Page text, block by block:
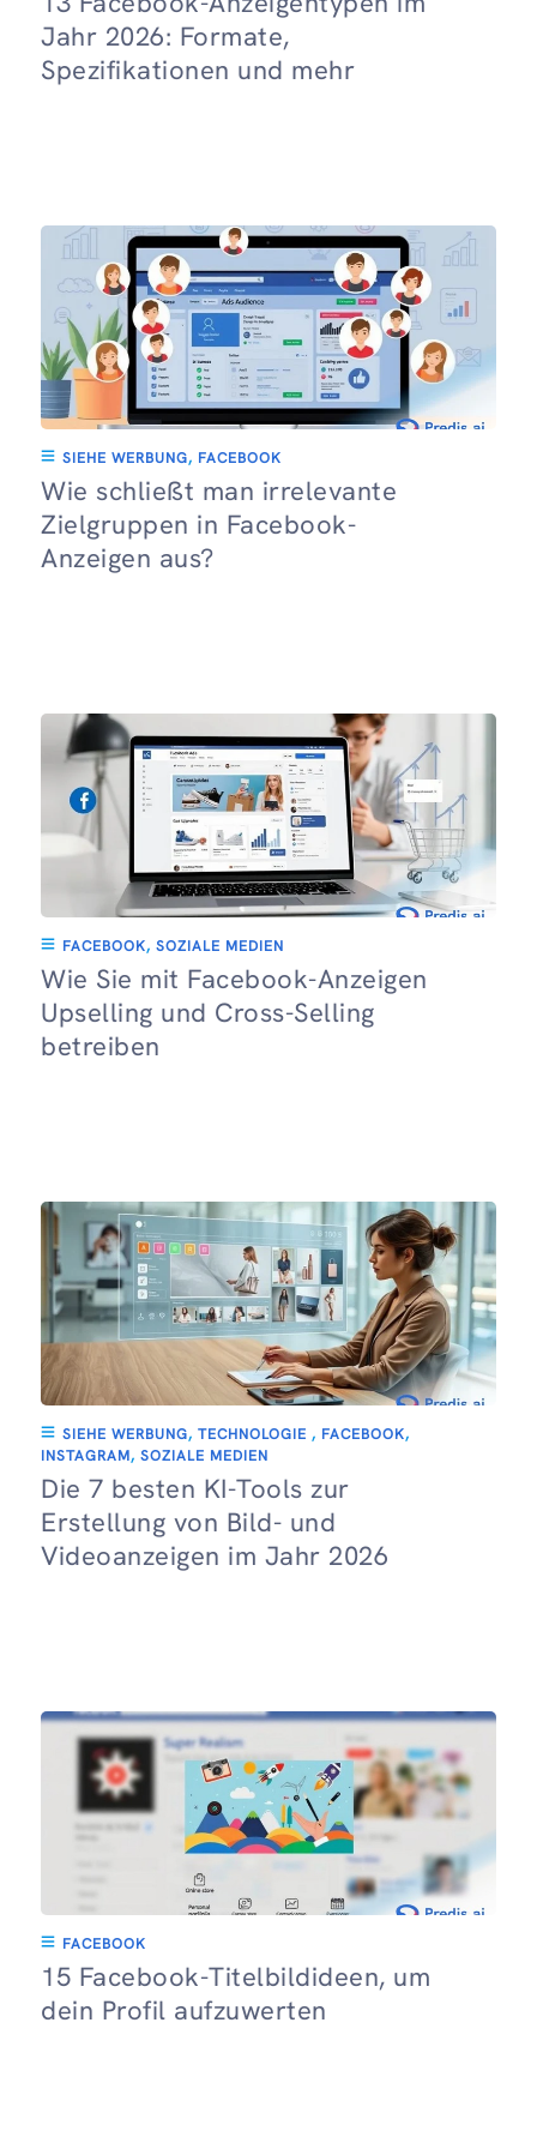
Jahr 2026: Formate,
Spezifikationen und mehr
SIEHE WERBUNG, FACEBOOK
Wie schließt man irrelevante
Zielgruppen in Facebook-
Anzeigen aus?
FACEBOOK, SOZIALE MEDIEN
Wie Sie mit Facebook-Anzeigen
Upselling und Cross-Selling
betreiben
SIEHE WERBUNG, TECHNOLOGIE , FACEBOOK,
INSTAGRAM, SOZIALE MEDIEN
Die 7 besten KI-Tools zur
Erstellung von Bild- und
Videoanzeigen im Jahr 2026
FACEBOOK
15 Facebook-Titelbildideen, um
dein Profil aufzuwerten